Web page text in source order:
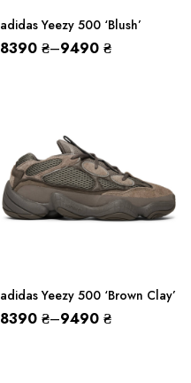
adidas Yeezy 500 ‘Blush’
8390 ₴–9490 ₴
adidas Yeezy 500 ‘Brown Clay’
8390 ₴–9490 ₴